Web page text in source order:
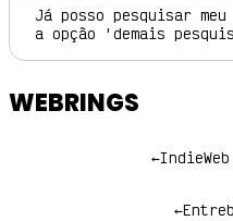
Já posso pesquisar
a opção 'demais
WEBRINGS
←
←